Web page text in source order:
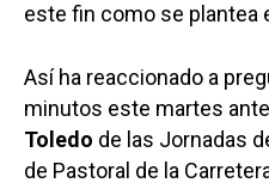
este fin como se plantea
Así ha reaccionado a
minutos este martes
Toledo de las Jornadas
de Pastoral de la